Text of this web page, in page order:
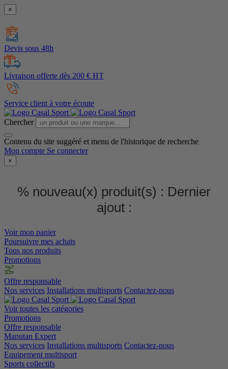
×
Devis sous 48h
Livraison offerte dès 200 € HT
Service client à votre écoute
Chercher
Contenu du site suggéré et menu de l'historique de recherche
Mon compte Se connecter
×
% nouveau(x) produit(s) : Dernier
ajout :
Voir mon panier
Poursuivre mes achats
Tous nos produits
Promotions
Offre responsable
Nos services Installations multisports Contactez-nous
Voir toutes les catégories
Promotions
Offre responsable
Manutan Expert
Nos services Installations multisports Contactez-nous
Equipement multisport
Sports collectifs